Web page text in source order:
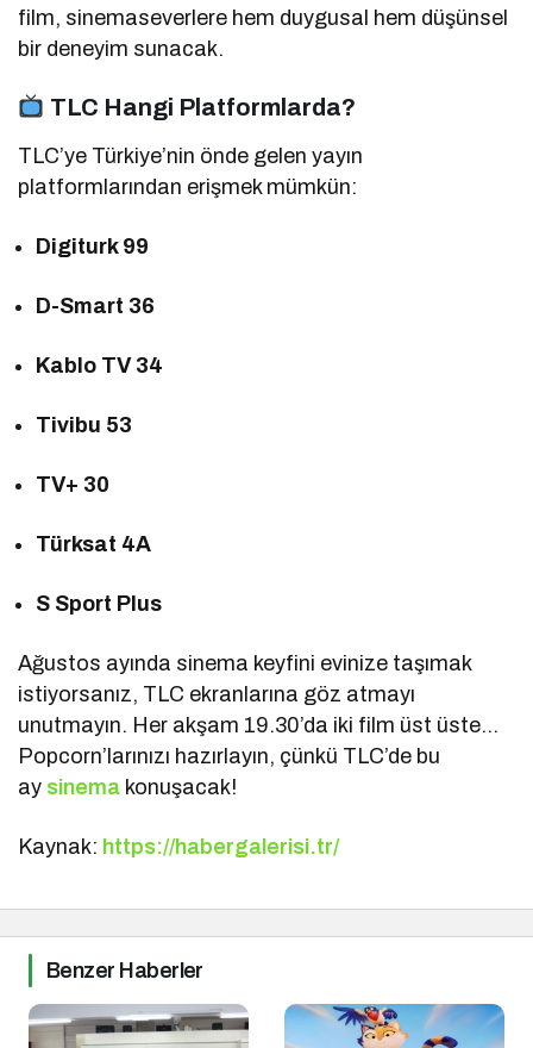
film, sinemaseverlere hem duygusal hem düşünsel
bir deneyim sunacak.
TLC Hangi Platformlarda?
TLC’ye Türkiye’nin önde gelen yayın
platformlarından erişmek mümkün:
Digiturk 99
D-Smart 36
Kablo TV 34
Tivibu 53
TV+ 30
Türksat 4A
S Sport Plus
Ağustos ayında sinema keyfini evinize taşımak
istiyorsanız, TLC ekranlarına göz atmayı
unutmayın. Her akşam 19.30’da iki film üst üste…
Popcorn’larınızı hazırlayın, çünkü TLC’de bu
ay sinema konuşacak!
Kaynak: https://habergalerisi.tr/
Benzer Haberler